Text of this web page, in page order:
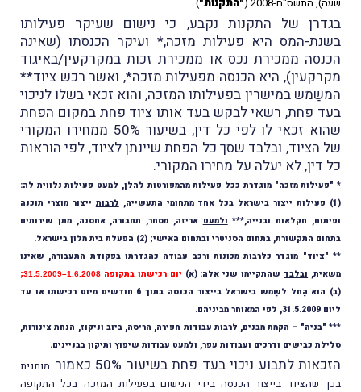
של התקנות נקבע, כי נישום שעיקר פעילותו
המס היא פעילות מזכה,* ועיקר הכנסתו (שאינה
ממכירת נכס או ממכירת זכות במקרקעין/באיגוד
היא הכנסה מפעילות מזכה*, ואשר רכש ציוד**
במישרין בפעילותו המזכה, והוא זכאי בשלוֹ לניכוי
פחת, רשאי לבקש בעד אותו ציוד פחת במקום הפחת
שהוא זכאי לו לפי כל דין, בשיעור 50% ממחירו המקורי
הציוד, ובלבד שסך כל הפחת שיינתן לציוד, לפי הוראות
דין, לא יעלה על מחירו המקורי.
מזכה" מוגדרת ככל פעילות מהמפורטות להלן, למעט פעילות נלווית לה:
לרבותייצור מוצרי תוכנה
חקלאות ובנייה,***ולמעטאריזה, מסחר, תחבורה, אחסנה, מתן שירותים
התקשורת, בתחום הסניטרי ובתחום האישי; (2) הפעלת בית מלון בישראל.
מוגדר כלרבות מכונות ורכב עבודה כהגדרתו בפקודת התעבורה, שאינו
ובלבדשהתקיימו שני אלה: (א)יום רכישתובתקופה 1.6.2008–31.5.2009
;
(ב) הוא הֵחל לשַמש בישראל בייצור הכנסה בתוך 6 חודשים מיוט רכישתו או עד
– הקמת מבנים, לרבות עבודות חפירה, הריסה, ביוב וניקוז, הנחת צינורות,
כבישים ודרכים ועבודות עפר, ולמעט עבודות שיפוץ ותיקון בבניינים.
לתבוע ניכוי בעד פחת בשיעור 50% כאמור
מותנית
שהציוד בייצור הכנסה בידי הנישום בפעילות המזכה בכל התקופה